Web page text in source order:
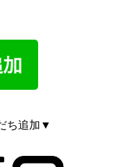
ち追加▼